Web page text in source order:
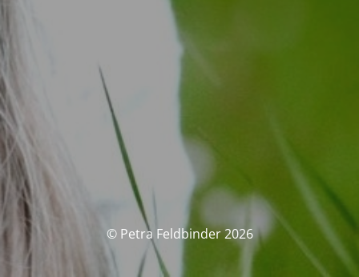
© Petra Feldbinder 2026